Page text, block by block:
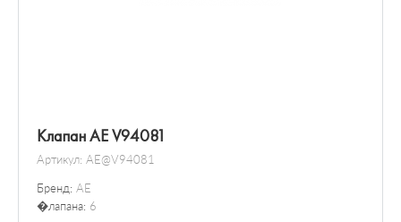
Клапан AE V94081
Артикул: AE@V94081
Бренд: AE
�лапана: 6